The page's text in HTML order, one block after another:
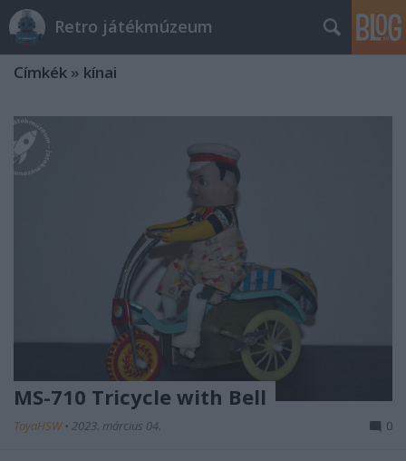
Retro játékmúzeum
Címkék » kínai
MS-710 Tricycle with Bell
ToyaHSW • 2023. március 04. 0